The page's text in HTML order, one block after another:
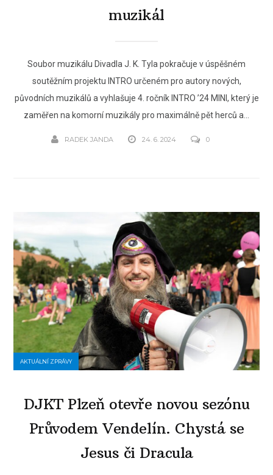
muzikál
Soubor muzikálu Divadla J. K. Tyla pokračuje v úspěšném
soutěžním projektu INTRO určeném pro autory nových,
původních muzikálů a vyhlašuje 4. ročník INTRO ’24 MINI, který je
zaměřen na komorní muzikály pro maximálně pět herců a...
RADEK JANDA 24. 6. 2024 0
AKTUÁLNÍ ZPRÁVY
DJKT Plzeň otevře novou sezónu
Průvodem Vendelín. Chystá se
Jesus či Dracula